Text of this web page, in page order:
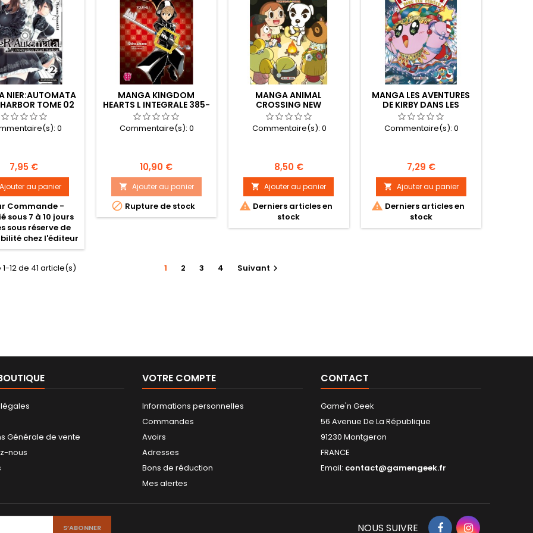
NIER:AUTOMATA
HARBOR TOME 02
0
Prix
7,95 €
Ajouter au panier
Commande -
sous 7 à 10 jours
sous réserve de
chez l'éditeur
MANGA KINGDOM
HEARTS L INTEGRALE 385-
2 DAYS VOL 1
Commentaire(s):0
Prix
10,90 €
 Ajouter au panier
 Rupture de stock
MANGA ANIMAL
CROSSING NEW
HORIZONS TOME 03
Commentaire(s): 0
Prix
8,50 €
 Ajouter au panier
 Derniers articles en
stock
MANGA LES AVENTURES
DE KIRBY DANS LES
ETOILES TOME 10
Commentaire(s):0
Prix
7,29 €
 Ajouter au panier
 Derniers articles en
stock
12 de 41 article(s) 1 2 3 4 Suivant 
Générale de vente
nous
VOTRE COMPTE
Informations personnelles
Commandes
Avoirs
Adresses
Bons de réduction
Mes alertes
CONTACT
Game'n Geek
56 Avenue De La République
91230 Montgeron
FRANCE
Email: contact@gamengeek.fr
NOUS SUIVRE